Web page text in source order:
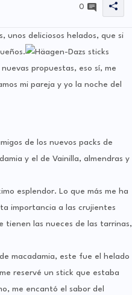
0
unos deliciosos helados, que si
propuestas, eso sí, me
mi pareja y yo la noche del
de los nuevos packs de
y el de Vainilla, almendras y
esplendor. Lo que más me ha
importancia a las crujientes
tienen las nueces de las tarrinas,
macadamia, este fue el helado
reservé un stick que estaba
me encantó el sabor del